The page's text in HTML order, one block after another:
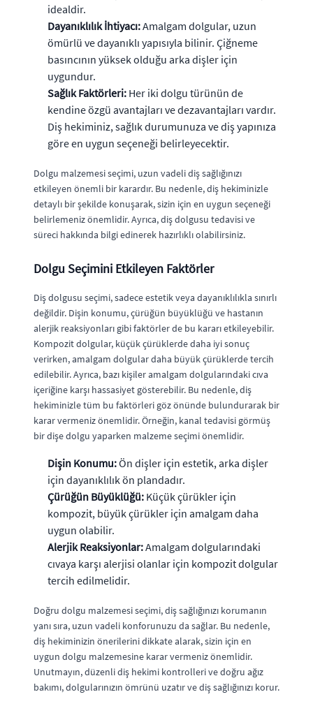
idealdir.
Dayanıklılık İhtiyacı:Amalgam dolgular, uzun
ömürlü ve dayanıklı yapısıyla bilinir. Çiğneme
basıncının yüksek olduğu arka dişler için
uygundur.
Sağlık Faktörleri: Her iki dolgu türünün de
kendine özgü avantajları ve dezavantajları vardır.
Diş hekiminiz, sağlık durumunuza ve diş yapınıza
göre en uygun seçeneği belirleyecektir.
Dolgu malzemesi seçimi, uzun vadeli diş sağlığınızı
etkileyen önemli bir karardır. Bu nedenle, diş hekiminizle
detaylı bir şekilde konuşarak, sizin için en uygun seçeneği
belirlemeniz önemlidir. Ayrıca, diş dolgusu tedavisi ve
süreci hakkında bilgi edinerek hazırlıklı olabilirsiniz.
Dolgu Seçimini Etkileyen Faktörler
Diş dolgusu seçimi, sadece estetik veya dayanıklılıkla sınırlı
değildir. Dişin konumu, çürüğün büyüklüğü ve hastanın
alerjik reaksiyonları gibi faktörler de bu kararı etkileyebilir.
Kompozit dolgular, küçük çürüklerde daha iyi sonuç
verirken, amalgam dolgular daha büyük çürüklerde tercih
edilebilir. Ayrıca, bazı kişiler amalgam dolgularındaki cıva
içeriğine karşı hassasiyet gösterebilir. Bu nedenle, diş
hekiminizle tüm bu faktörleri göz önünde bulundurarak bir
karar vermeniz önemlidir. Örneğin, kanal tedavisi görmüş
bir dişe dolgu yaparken malzeme seçimi önemlidir.
Dişin Konumu:Ön dişler için estetik, arka dişler
için dayanıklılık ön plandadır.
Çürüğün Büyüklüğü: Küçük çürükler için
kompozit, büyük çürükler için amalgam daha
uygun olabilir.
Alerjik Reaksiyonlar:Amalgam dolgularındaki
cıvaya karşı alerjisi olanlar için kompozit dolgular
tercih edilmelidir.
Doğru dolgu malzemesi seçimi, diş sağlığınızı korumanın
yanı sıra, uzun vadeli konforunuzu da sağlar. Bu nedenle,
diş hekiminizin önerilerini dikkate alarak, sizin için en
uygun dolgu malzemesine karar vermeniz önemlidir.
Unutmayın, düzenli diş hekimi kontrolleri ve doğru ağız
bakımı, dolgularınızın ömrünü uzatır ve diş sağlığınızı korur.